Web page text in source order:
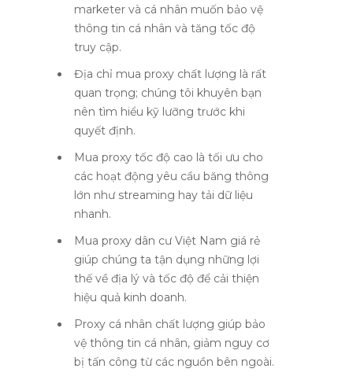
marketer và cá nhân muốn bảo vệ
thông tin cá nhân và tăng tốc độ
truy cập.
Địa chỉ mua proxy chất lượng là rất
quan trọng; chúng tôi khuyên bạn
nên tìm hiểu kỹ lưỡng trước khi
quyết định.
Mua proxy tốc độ cao là tối ưu cho
các hoạt động yêu cầu băng thông
lớn như streaming hay tải dữ liệu
nhanh.
Mua proxy dân cư Việt Nam giá rẻ
giúp chúng ta tận dụng những lợi
thế về địa lý và tốc độ để cải thiện
hiệu quả kinh doanh.
Proxy cá nhân chất lượng giúp bảo
vệ thông tin cá nhân, giảm nguy cơ
bị tấn công từ các nguồn bên ngoài.